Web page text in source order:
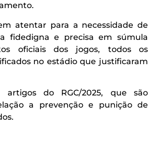
atentar para a necessidade de
fidedigna e precisa em súmula
oficiais dos jogos, todos os
no estádio que justificaram
artigos do RGC/2025, que são
a prevenção e punição de